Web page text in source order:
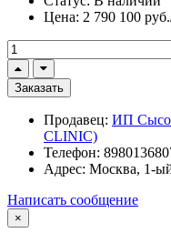
Цена: 2 790 100
Заказать
Продавец: ИП
CLINIC)
Телефон:
Адрес: Москва, 1-
Написать сообщение
×